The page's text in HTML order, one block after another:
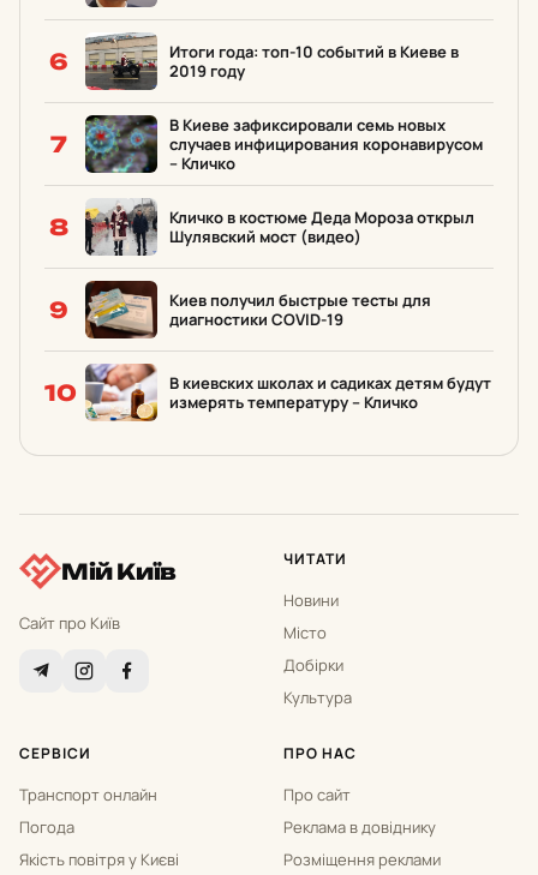
6
Итоги года: топ-10 событий в Киеве в
2019 году
7
В Киеве зафиксировали семь новых
случаев инфицирования коронавирусом
– Кличко
8
Кличко в костюме Деда Мороза открыл
Шулявский мост (видео)
9
Киев получил быстрые тесты для
диагностики COVID-19
10
В киевских школах и садиках детям будут
измерять температуру – Кличко
Мій Київ
Сайт про Київ
ЧИТАТИ
Новини
Місто
Добірки
Культура
СЕРВІСИ
Транспорт онлайн
Погода
Якість повітря у Києві
ПРО НАС
Про сайт
Реклама в довіднику
Розміщення реклами